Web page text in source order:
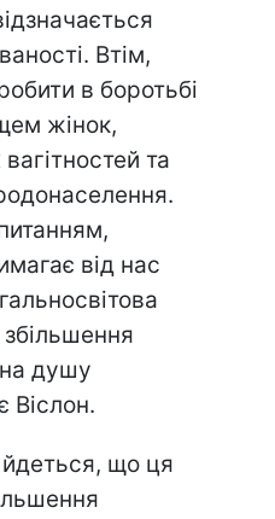
Втім,
в боротьбі
жінок,
та
від нас
душу
Віслон.
йдеться, що ця